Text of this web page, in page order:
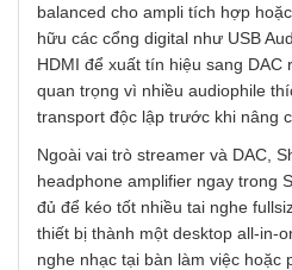
balanced cho ampli tích hợp
hữu các cổng digital như USB
HDMI để xuất tín hiệu sang
quan trọng vì nhiều audiophile
transport độc lập trước khi nâng
Ngoài vai trò streamer và DAC,
headphone amplifier ngay trong
đủ để kéo tốt nhiều tai nghe
thiết bị thành một desktop all-in-
nghe nhạc tại bàn làm việc hoặc